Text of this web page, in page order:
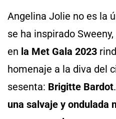
Angelina Jolie no es la
se ha inspirado
en la Met Gala 2023
homenaje a la diva del
sesenta: Brigitte Bardot
una salvaje y ondulada